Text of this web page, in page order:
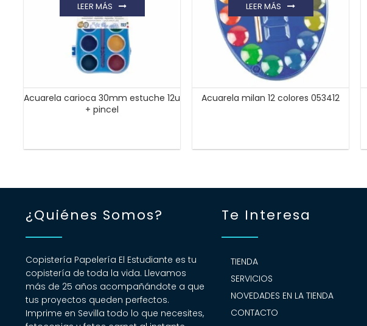
Acuarela carioca 30mm estuche 12u
+ pincel
LEER MÁS
Acuarela milan 12 colores 053412
LEER MÁS
¿Quiénes Somos?
Copistería Papelería El Estudiante es tu
copistería de toda la vida. Llevamos
más de 25 años acompañándote a que
tus proyectos queden perfectos.
Imprime en Sevilla todo lo que necesites,
Te Interesa
TIENDA
SERVICIOS
NOVEDADES EN LA TIENDA
CONTACTO